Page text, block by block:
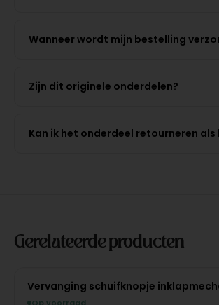
Wanneer wordt mijn bestelling
Zijn dit originele onderdelen?
Kan ik het onderdeel retourneren
Gerelateerde producten
Vervanging schuifknopje